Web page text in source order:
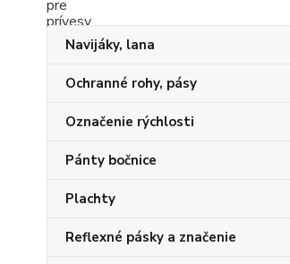
Navijáky, lana
Ochranné rohy, pásy
Označenie rýchlosti
Pánty bočnice
Plachty
Reflexné pásky a značenie